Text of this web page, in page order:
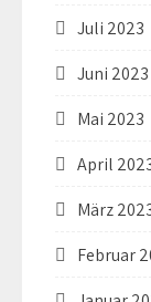
Juli 2023
Juni 2023
Mai 2023
April
März
Februar